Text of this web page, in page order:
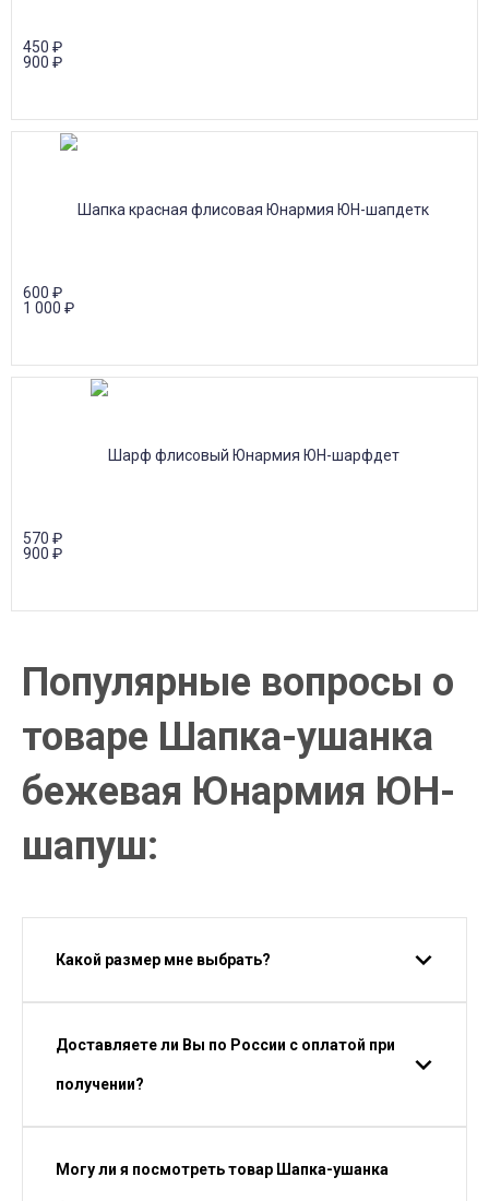
450 ₽
900 ₽
600 ₽
1 000 ₽
570 ₽
900 ₽
Популярные вопросы о
товаре Шапка-ушанка
бежевая Юнармия ЮН-
шапуш:
Какой размер мне выбрать?
Доставляете ли Вы по России с оплатой при
получении?
Могу ли я посмотреть товар Шапка-ушанка